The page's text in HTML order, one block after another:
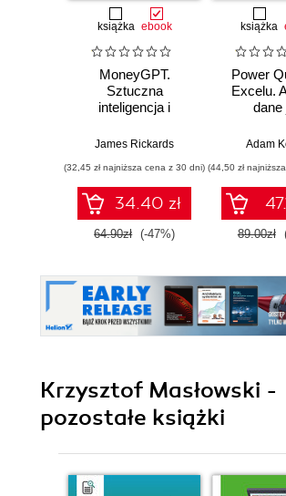
książka ebook
MoneyGPT.
Sztuczna
inteligencja i
globalnej ekonomii
James Rickards
(32,45 zł najniższa cena z 30 dni)
34.40 zł
64.90zł (-47%)
książka
Power
Excelu.
dane
Adam
(44,50 zł
89.00zł
Krzysztof Masłowski -
pozostałe książki